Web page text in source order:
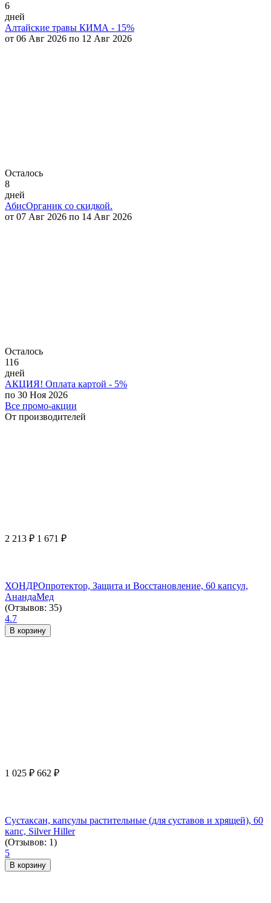
6
дней
Алтайские травы КИМА - 15%
от 06 Авг 2026 по 12 Авг 2026
Осталось
8
дней
АбисОрганик со скидкой.
от 07 Авг 2026 по 14 Авг 2026
Осталось
116
дней
АКЦИЯ! Оплата картой - 5%
по 30 Ноя 2026
Все промо-акции
От производителей
2 213 ₽ 1 671 ₽
ХОНДРОпротектор, Защита и Восстановление, 60 капсул,
АнандаМед
(Отзывов: 35)
4.7
В корзину
1 025 ₽ 662 ₽
Сустаксан, капсулы растительные (для суставов и хрящей), 60
капс, Silver Hiller
(Отзывов: 1)
5
В корзину